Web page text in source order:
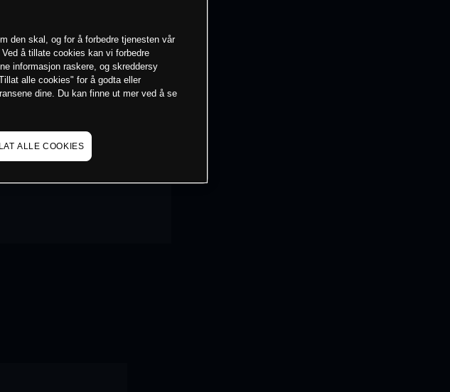
den skal, og for å forbedre tjenesten vår
å tillate cookies kan vi forbedre
informasjon raskere, og skreddersy
alle cookies" for å godta eller
dine. Du kan finne ut mer ved å se
ALLE COOKIES